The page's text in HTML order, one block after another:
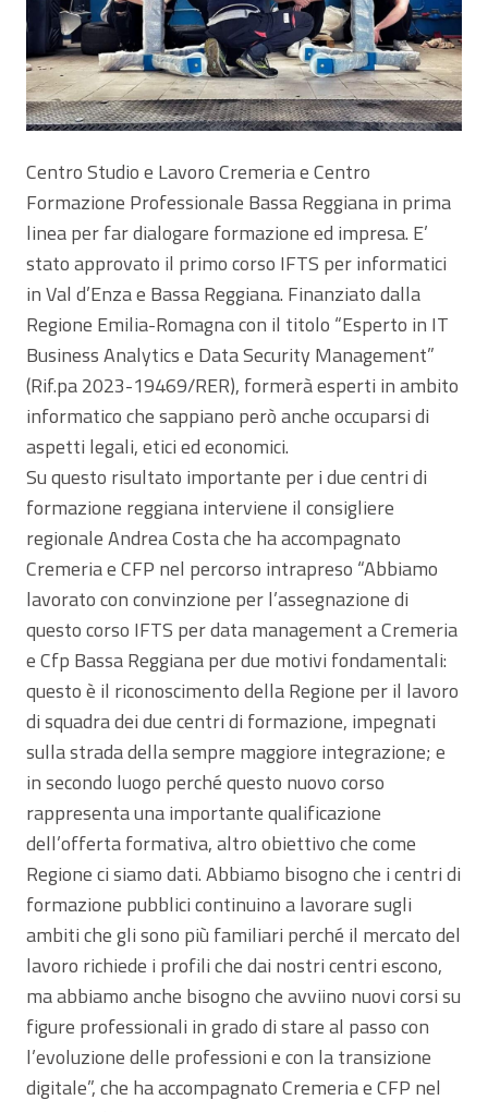
Centro Studio e Lavoro Cremeria e Centro
Formazione Professionale Bassa Reggiana in prima
linea per far dialogare formazione ed impresa. E’
stato approvato il primo corso IFTS per informatici
in Val d’Enza e Bassa Reggiana. Finanziato dalla
Regione Emilia-Romagna con il titolo “Esperto in IT
Business Analytics e Data Security Management”
(Rif.pa 2023-19469/RER), formerà esperti in ambito
informatico che sappiano però anche occuparsi di
aspetti legali, etici ed economici.
Su questo risultato importante per i due centri di
formazione reggiana interviene il consigliere
regionale Andrea Costa che ha accompagnato
Cremeria e CFP nel percorso intrapreso “Abbiamo
lavorato con convinzione per l’assegnazione di
questo corso IFTS per data management a Cremeria
e Cfp Bassa Reggiana per due motivi fondamentali:
questo è il riconoscimento della Regione per il lavoro
di squadra dei due centri di formazione, impegnati
sulla strada della sempre maggiore integrazione; e
in secondo luogo perché questo nuovo corso
rappresenta una importante qualificazione
dell’offerta formativa, altro obiettivo che come
Regione ci siamo dati. Abbiamo bisogno che i centri di
formazione pubblici continuino a lavorare sugli
ambiti che gli sono più familiari perché il mercato del
lavoro richiede i profili che dai nostri centri escono,
ma abbiamo anche bisogno che avviino nuovi corsi su
figure professionali in grado di stare al passo con
l’evoluzione delle professioni e con la transizione
digitale”, che ha accompagnato Cremeria e CFP nel